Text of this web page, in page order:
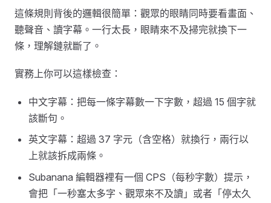
這條規則背後的邏輯很簡單：觀眾的眼睛同時要看畫面、
聽聲音、讀字幕。一行太長，眼睛來不及掃完就換下一
條，理解鏈就斷了。
實務上你可以這樣檢查：
中文字幕：把每一條字幕數一下字數，超過 15 個字就
該斷句。
英文字幕：超過 37 字元（含空格）就換行，兩行以
上就該拆成兩條。
Subanana 編輯器裡有一個 CPS（每秒字數）提示，
會把「一秒塞太多字、觀眾來不及讀」或者「停太久